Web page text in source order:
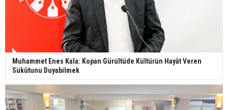
Muhammet Enes Kala: Kopan Gürültüde Kültürün Hayât Veren
Sükûtunu Duyabilmek